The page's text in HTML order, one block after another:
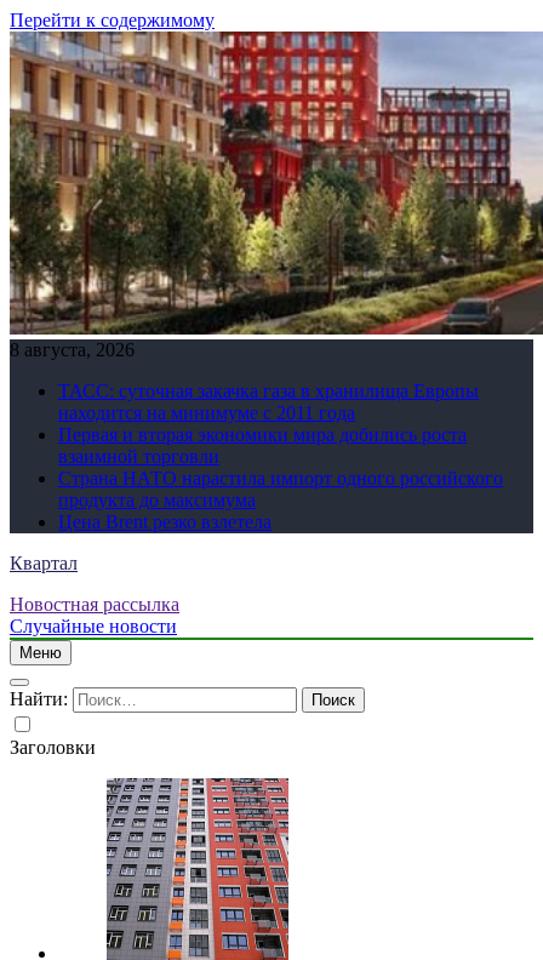
Перейти к содержимому
8 августа, 2026
ТАСС: суточная закачка газа в хранилища Европы
находится на минимуме с 2011 года
Первая и вторая экономики мира добились роста
взаимной торговли
Страна НАТО нарастила импорт одного российского
продукта до максимума
Цена Brent резко взлетела
Квартал
Новостная рассылка
Случайные новости
Меню
Найти:
Заголовки